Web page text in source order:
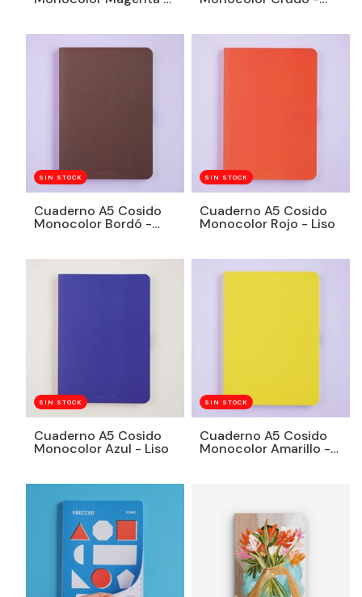
SIN STOCK
Cuaderno A5 Cosido
Monocolor Bordó -
SIN STOCK
Cuaderno A5 Cosido
Monocolor Rojo - Liso
SIN STOCK
Cuaderno A5 Cosido
Monocolor Azul - Liso
SIN STOCK
Cuaderno A5 Cosido
Monocolor Amarillo -